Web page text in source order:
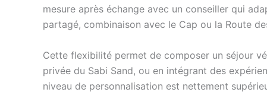
mesure après échange avec un conseiller qui
partagé, combinaison avec le Cap ou la Route
Cette flexibilité permet de composer un séjour
privée du Sabi Sand, ou en intégrant des
niveau de personnalisation est nettement